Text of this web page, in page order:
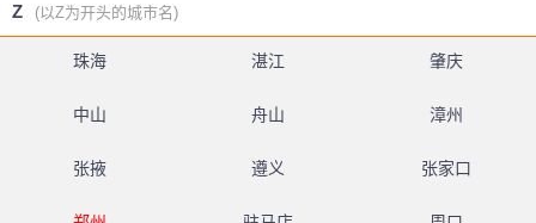
Z (以Z为开头的城市名)
珠海 湛江 肇庆
中山 舟山 漳州
张掖 遵义 张家口